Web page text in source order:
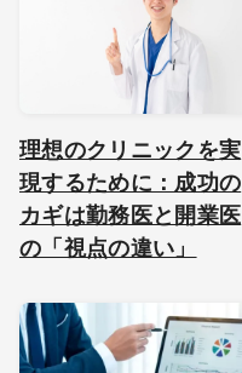
理想のクリニックを実
現するために：成功の
カギは勤務医と開業医
の「視点の違い」